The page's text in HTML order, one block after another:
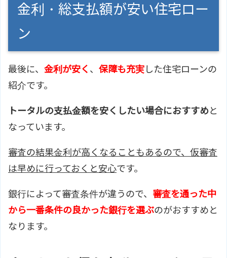
金利・総支払額が安い住宅ロー
ン
最後に、 金利が安く 、 保障も充実した住宅ローンの
紹介です。
トータルの支払金額を安くしたい場合におすすめと
なっています。
審査の結果金利が高くなることもあるので、仮審査
は早めに行っておくと安心です。
銀行によって審査条件が違うので、 審査を通った中
から一番条件の良かった銀行を選ぶのがおすすめと
なります。